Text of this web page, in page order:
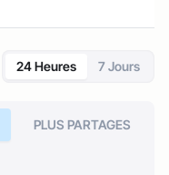
24 Heures 7 Jours
PLUS PARTAGES